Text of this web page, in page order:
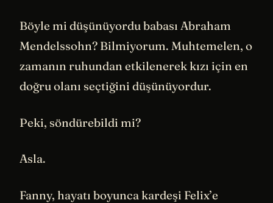
Böyle mi düşünüyordu babası Abraham
Mendelssohn? Bilmiyorum. Muhtemelen, o
zamanın ruhundan etkilenerek kızı için en
doğru olanı seçtiğini düşünüyordur.
Peki, söndürebildi mi?
Asla.
Fanny, hayatı boyunca kardeşi Felix’e